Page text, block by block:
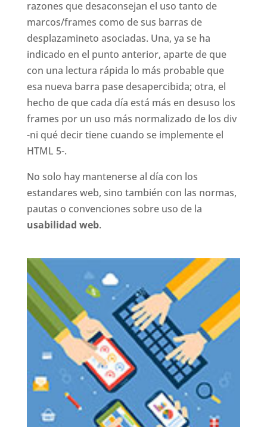
razones que desaconsejan el uso tanto de
marcos/frames como de sus barras de
desplazamineto asociadas. Una, ya se ha
indicado en el punto anterior, aparte de que
con una lectura rápida lo más probable que
esa nueva barra pase desapercibida; otra, el
hecho de que cada día está más en desuso los
frames por un uso más normalizado de los div
-ni qué decir tiene cuando se implemente el
HTML 5-.
No solo hay mantenerse al día con los
estandares web, sino también con las normas,
pautas o convenciones sobre uso de la
usabilidad web.